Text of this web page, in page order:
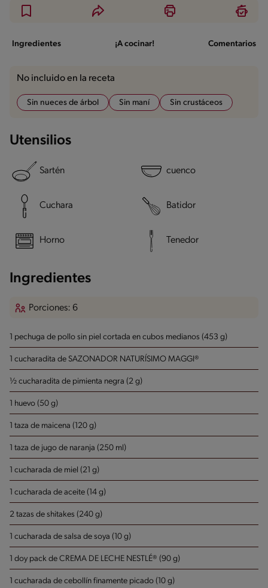
Ingredientes ¡A cocinar! Comentarios
No incluido en la receta
Sin nueces de árbol Sin maní Sin crustáceos
Utensilios
Sartén cuenco
Cuchara Batidor
Horno Tenedor
Ingredientes
Porciones: 6
1 pechuga de pollo sin piel cortada en cubos medianos (453 g)
1 cucharadita de SAZONADOR NATURÍSIMO MAGGI®
½ cucharadita de pimienta negra (2 g)
1 huevo (50 g)
1 taza de maicena (120 g)
1 taza de jugo de naranja (250 ml)
1 cucharada de miel (21 g)
1 cucharada de aceite (14 g)
2 tazas de shitakes (240 g)
1 cucharada de salsa de soya (10 g)
1 doy pack de CREMA DE LECHE NESTLÉ® (90 g)
1 cucharada de cebollín finamente picado (10 g)